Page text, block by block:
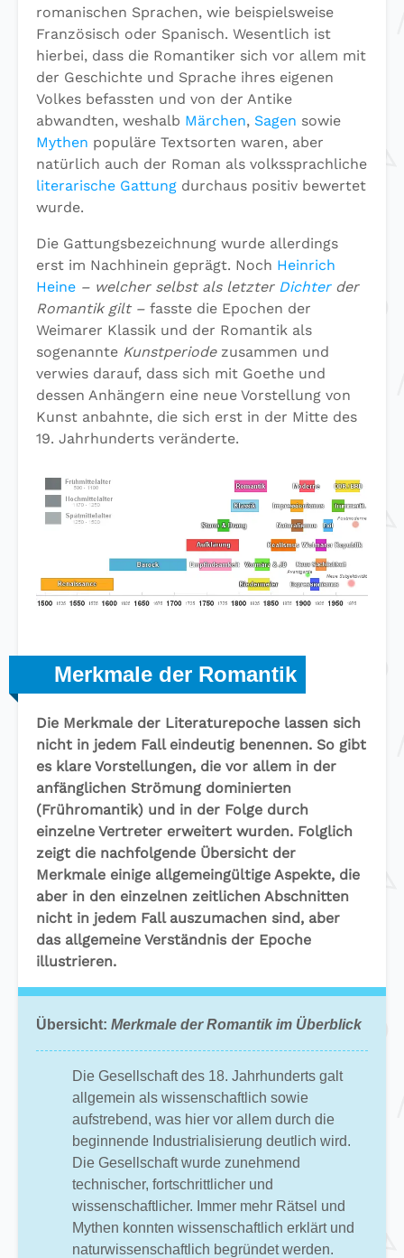
romanischen Sprachen, wie beispielsweise
Französisch oder Spanisch. Wesentlich ist
hierbei, dass die Romantiker sich vor allem mit
der Geschichte und Sprache ihres eigenen
Volkes befassten und von der Antike
abwandten, weshalb Märchen, Sagen sowie
Mythen populäre Textsorten waren, aber
natürlich auch der Roman als volkssprachliche
literarische Gattung durchaus positiv bewertet
wurde.
Die Gattungsbezeichnung wurde allerdings
erst im Nachhinein geprägt. Noch Heinrich
Heine – welcher selbst als letzter Dichterder
Romantik gilt – fasste die Epochen der
Weimarer Klassik und der Romantik als
sogenannte Kunstperiodezusammen und
verwies darauf, dass sich mit Goethe und
dessen Anhängern eine neue Vorstellung von
Kunst anbahnte, die sich erst in der Mitte des
19. Jahrhunderts veränderte.
Merkmale der Romantik
Die Merkmale der Literaturepoche lassen sich
nicht in jedem Fall eindeutig benennen. So gibt
es klare Vorstellungen, die vor allem in der
anfänglichen Strömung dominierten
(Frühromantik) und in der Folge durch
einzelne Vertreter erweitert wurden. Folglich
zeigt die nachfolgende Übersicht der
Merkmale einige allgemeingültige Aspekte, die
aber in den einzelnen zeitlichen Abschnitten
nicht in jedem Fall auszumachen sind, aber
das allgemeine Verständnis der Epoche
illustrieren.
Übersicht: Merkmale der Romantik im Überblick
Die Gesellschaft des 18. Jahrhunderts galt
allgemein als wissenschaftlich sowie
aufstrebend, was hier vor allem durch die
beginnende Industrialisierung deutlich wird.
Die Gesellschaft wurde zunehmend
technischer, fortschrittlicher und
wissenschaftlicher. Immer mehr Rätsel und
Mythen konnten wissenschaftlich erklärt und
naturwissenschaftlich begründet werden.